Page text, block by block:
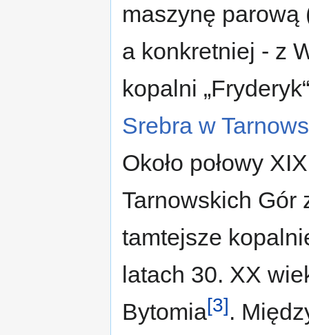
maszynę
a konkretniej - z
kopalni
Srebra w
Około połowy
Tarnowskich Gór
tamtejsze
latach 30. XX
Bytomia[3].